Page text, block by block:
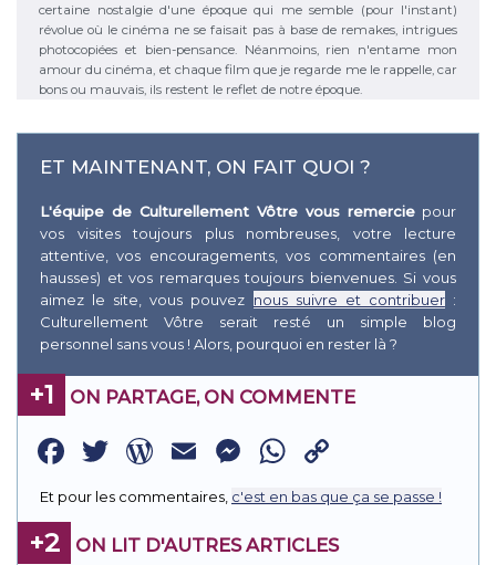
certaine nostalgie d'une époque qui me semble (pour l'instant)
révolue où le cinéma ne se faisait pas à base de remakes, intrigues
photocopiées et bien-pensance. Néanmoins, rien n'entame mon
amour du cinéma, et chaque film que je regarde me le rappelle, car
bons ou mauvais, ils restent le reflet de notre époque.
ET MAINTENANT, ON FAIT QUOI ?
L'équipe de Culturellement Vôtre vous remercie pour
vos visites toujours plus nombreuses, votre lecture
attentive, vos encouragements, vos commentaires (en
hausses) et vos remarques toujours bienvenues. Si vous
aimez le site, vous pouvez nous suivre et contribuer:
Culturellement Vôtre serait resté un simple blog
personnel sans vous ! Alors, pourquoi en rester là ?
+1 ON PARTAGE, ON COMMENTE
Facebook
Twitter
WordPress
EmailMessenger
WhatsApp
Link
Et pour les commentaires, c'est en bas que ça se passe !
+2 ON LIT D'AUTRES ARTICLES